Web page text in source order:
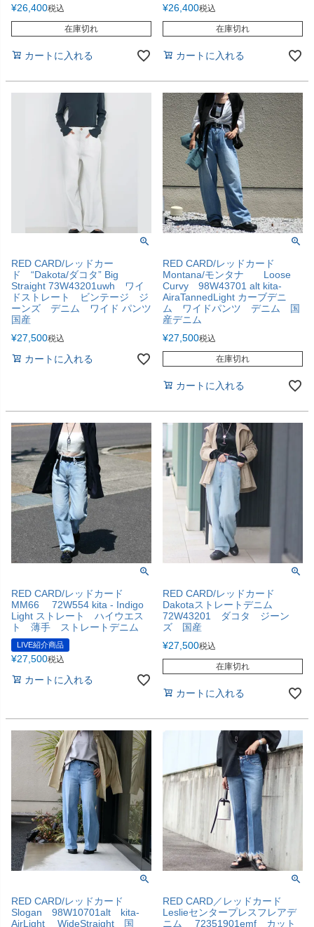
¥26,400税込
在庫切れ
カートに入れる
¥26,400税込
在庫切れ
カートに入れる
RED CARD/レッドカー
ド “Dakota/ダコタ” Big
Straight 73W43201uwh ワイ
ドストレート ビンテージ ジ
ーンズ デニム ワイド パンツ
国産
¥27,500税込
カートに入れる
RED CARD/レッドカード
Montana/モンタナ Loose
Curvy 98W43701 alt kita-
AiraTannedLight カーブデニ
ム ワイドパンツ デニム 国
産デニム
¥27,500税込
在庫切れ
カートに入れる
RED CARD/レッドカード
MM66 72W554 kita - Indigo
Light ストレート ハイウエス
ト 薄手 ストレートデニム
LIVE紹介商品
¥27,500税込
カートに入れる
RED CARD/レッドカード
Dakotaストレートデニム
72W43201 ダコタ ジーン
ズ 国産
¥27,500税込
在庫切れ
カートに入れる
RED CARD/レッドカード
Slogan 98W10701alt kita-
AirLight WideStraight 国
RED CARD／レッドカード
Leslieセンタープレスフレアデ
ニム 72351901emf カット